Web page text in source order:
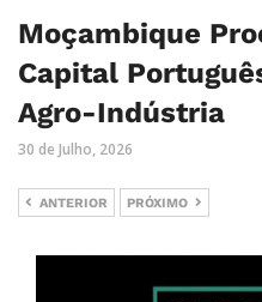
Moçambique
Capital
Agro-Indústria
30 de Julho, 2026
ANTERIOR PRÓXIMO